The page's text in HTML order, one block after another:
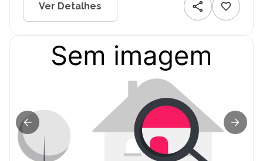
Ver Detalhes